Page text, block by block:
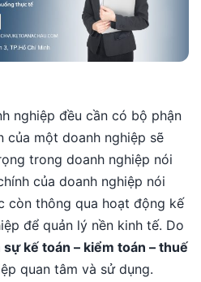
nghiệp đều cần có bộ phận
của một doanh nghiệp sẽ
trong doanh nghiệp nói
của doanh nghiệp nói
còn thông qua hoạt động kế
để quản lý nền kinh tế. Do
kế toán – kiểm toán – thuế
quan tâm và sử dụng.